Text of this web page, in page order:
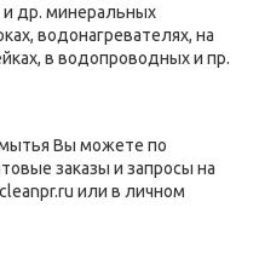
и др. минеральных
водонагревателях, на
в водопроводных и пр.
мытья Вы можете по
заказы и запросы на
или в личном